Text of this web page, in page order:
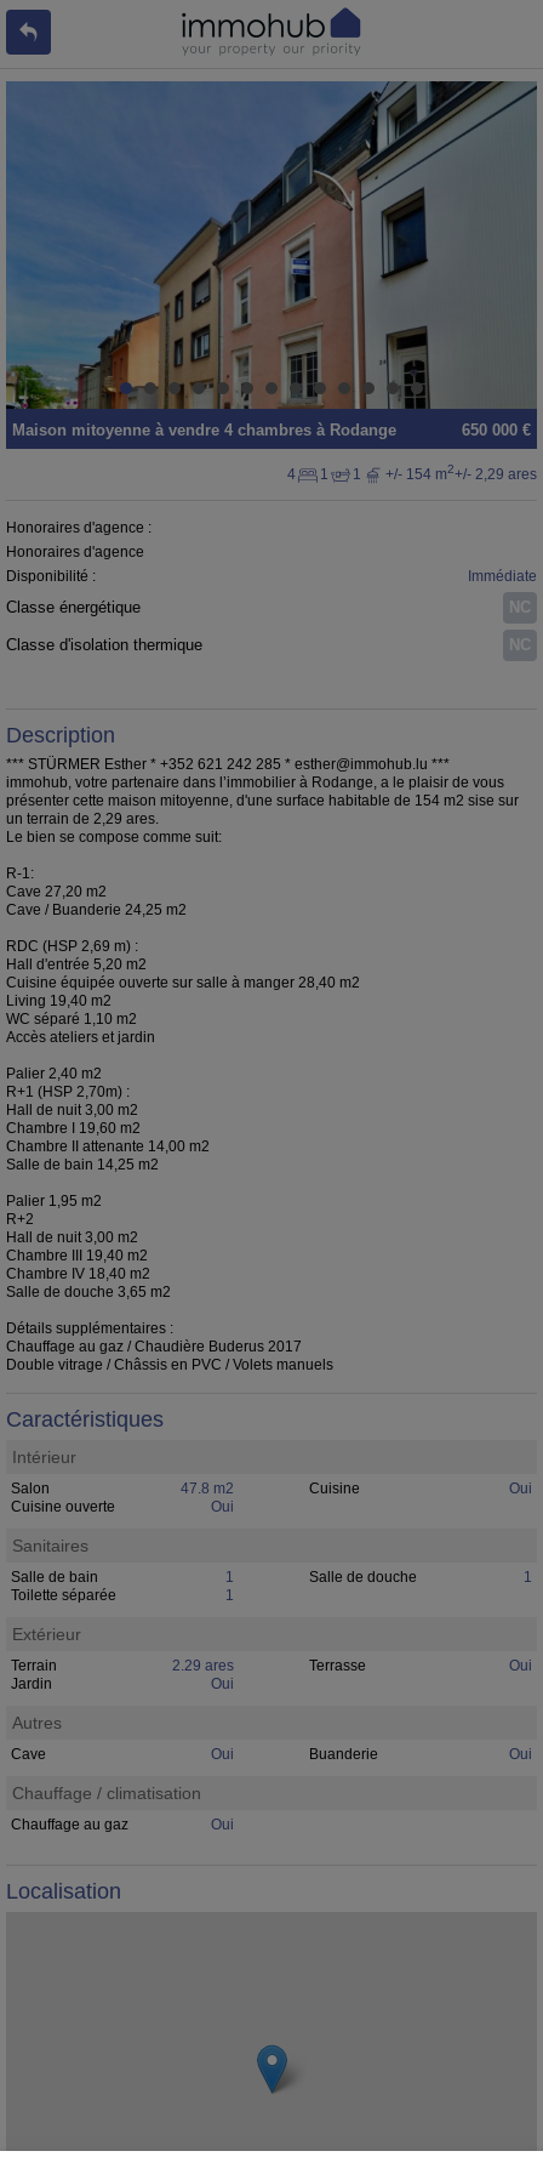
650 000 €
Maison mitoyenne à vendre 4 chambres à Rodange
4 1 1 +/- 154 m2+/- 2,29 ares
Honoraires d'agence :
Honoraires d'agence
Disponibilité :
Immédiate
Classe énergétique NC
Classe d'isolation thermique NC
Description
*** STÜRMER Esther * +352 621 242 285 * esther@immohub.lu ***
immohub, votre partenaire dans l’immobilier à Rodange, a le plaisir de vous
présenter cette maison mitoyenne, d'une surface habitable de 154 m2 sise sur
un terrain de 2,29 ares.
Le bien se compose comme suit:
R-1:
Cave 27,20 m2
Cave / Buanderie 24,25 m2
RDC (HSP 2,69 m) :
Hall d'entrée 5,20 m2
Cuisine équipée ouverte sur salle à manger 28,40 m2
Living 19,40 m2
WC séparé 1,10 m2
Accès ateliers et jardin
Palier 2,40 m2
R+1 (HSP 2,70m) :
Hall de nuit 3,00 m2
Chambre I 19,60 m2
Chambre II attenante 14,00 m2
Salle de bain 14,25 m2
Palier 1,95 m2
R+2
Hall de nuit 3,00 m2
Chambre III 19,40 m2
Chambre IV 18,40 m2
Salle de douche 3,65 m2
Détails supplémentaires :
Chauffage au gaz / Chaudière Buderus 2017
Double vitrage / Châssis en PVC / Volets manuels
Caractéristiques
Intérieur
Salon 47.8 m2 Cuisine
Oui
Cuisine ouverte
Oui
Sanitaires
Salle de bain 1 Salle de douche
1
Toilette séparée
1
Extérieur
Terrain 2.29 ares Terrasse
Oui
Jardin
Oui
Autres
Cave Oui Buanderie Oui
Chauffage / climatisation
Chauffage au gaz Oui
Localisation